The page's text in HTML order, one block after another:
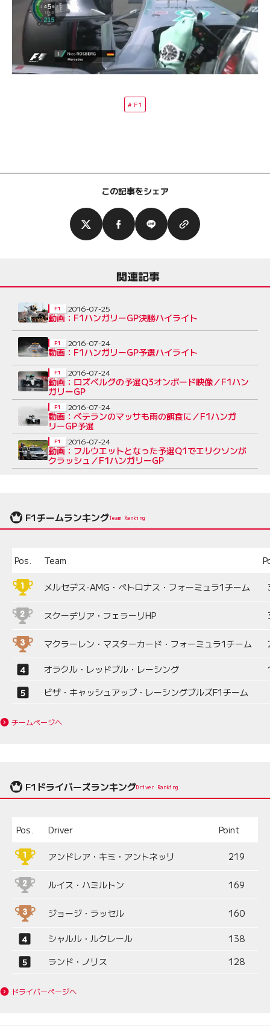
F1
この記事をシェア
関連記事
動画：F1ハンガリーGP決勝ハイライト
F1 2016-07-25
動画：F1ハンガリーGP予選ハイライト
F1 2016-07-24
動画：ロズベルグの予選Q3オンボード映像／F1ハン
ガリーGP
F1 2016-07-24
動画：ベテランのマッサも雨の餌食に／F1ハンガ
リーGP予選
F1 2016-07-24
動画：フルウエットとなった予選Q1でエリクソンが
クラッシュ／F1ハンガリーGP
F1 2016-07-24
F1チームランキングTeam Ranking
Pos. Team
メルセデス-AMG・ペトロナス・フォーミュラ1チーム
スクーデリア・フェラーリHP
マクラーレン・マスターカード・フォーミュラ1チーム
オラクル・レッドブル・レーシング
ビザ・キャッシュアップ・レーシングブルズF1チーム
チームページへ
F1ドライバーズランキングDriver Ranking
Pos. Driver Point
アンドレア・キミ・アントネッリ 219
ルイス・ハミルトン 169
ジョージ・ラッセル 160
シャルル・ルクレール
138
ランド・ノリス
128
ドライバーページへ